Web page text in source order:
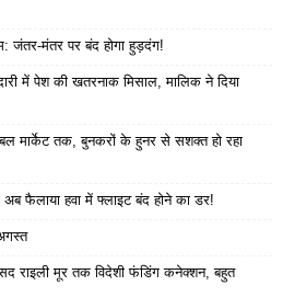
जंतर-मंतर पर बंद होगा हुड़दंग!
में पेश की खतरनाक मिसाल, मालिक ने दिया
मार्केट तक, बुनकरों के हुनर से सशक्त हो रहा
फैलाया हवा में फ्लाइट बंद होने का डर!
राइली मूर तक विदेशी फंडिंग कनेक्शन, बहुत